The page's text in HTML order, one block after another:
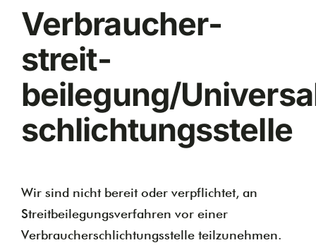
Verbraucher­
streit­
beilegung/
schlichtungs­stelle
Wir sind nicht bereit oder verpflichtet, an
Streitbeilegungsverfahren vor einer
Verbraucherschlichtungsstelle teilzunehmen.